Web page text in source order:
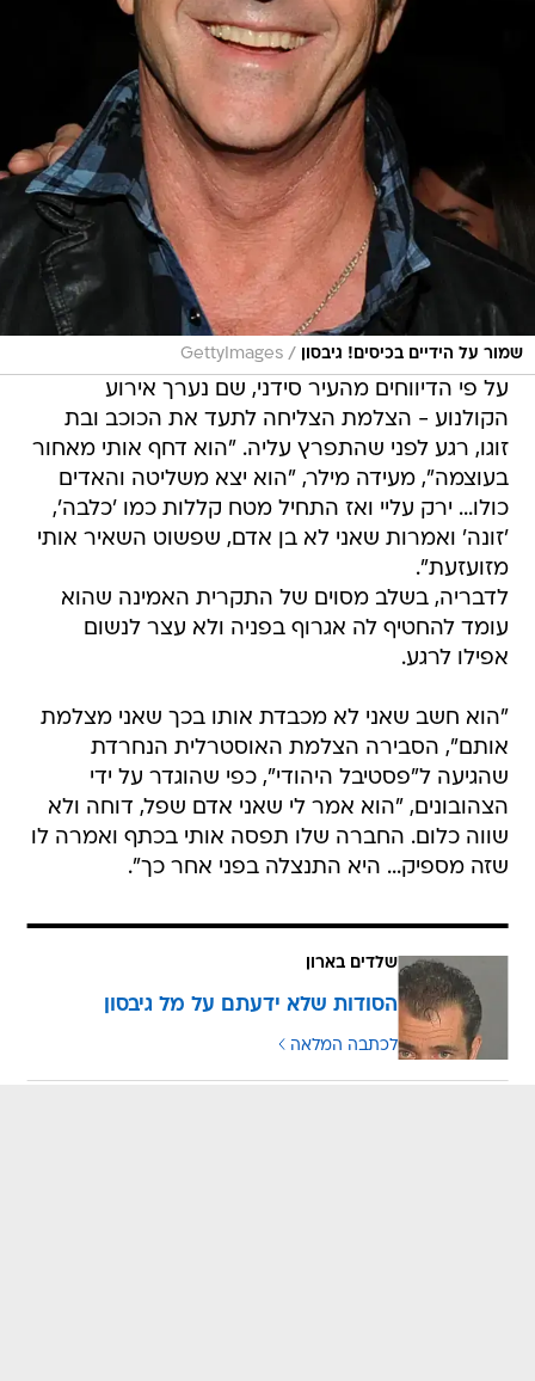
שמור על הידיים בכיסים! גיבסון /
GettyImages
על פי הדיווחים מהעיר סידני, שם נערך אירוע
הקולנוע - הצלמת הצליחה לתעד את הכוכב ובת
זוגו, רגע לפני שהתפרץ עליה. "הוא דחף אותי מאחור
בעוצמה", מעידה מילר, "הוא יצא משליטה והאדים
כולו... ירק עליי ואז התחיל מטח קללות כמו 'כלבה',
'זונה' ואמרות שאני לא בן אדם, שפשוט השאיר אותי
מזועזעת".
לדבריה, בשלב מסוים של התקרית האמינה שהוא
עומד להחטיף לה אגרוף בפניה ולא עצר לנשום
אפילו לרגע.
"הוא חשב שאני לא מכבדת אותו בכך שאני מצלמת
אותם", הסבירה הצלמת האוסטרלית הנחרדת
שהגיעה ל"פסטיבל היהודי", כפי שהוגדר על ידי
הצהובונים, "הוא אמר לי שאני אדם שפל, דוחה ולא
שווה כלום. החברה שלו תפסה אותי בכתף ואמרה לו
שזה מספיק... היא התנצלה בפני אחר כך".
שלדים בארון
הסודות שלא ידעתם על מל גיבסון
לכתבה המלאה